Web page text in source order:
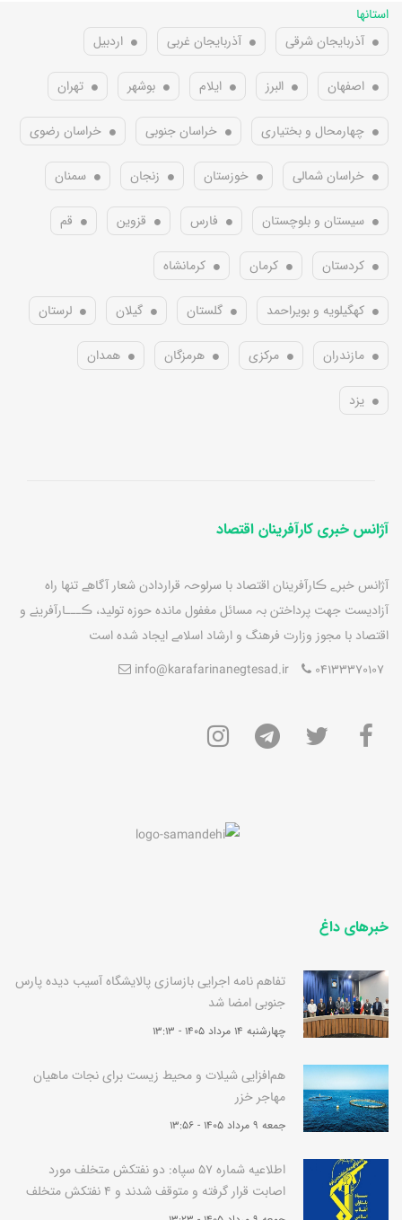
استانها
آذربایجان شرقی
آذربایجان غربی اردبیل
اصفهان البرز ایلام بوشهر تهران
چهارمحال و بختیاری خراسان جنوبی خراسان رضوی
خراسان شمالی خوزستان زنجان سمنان
سیستان و بلوچستان فارس قزوین قم
کردستان کرمان کرمانشاه
کهگیلویه و بویراحمد گلستان گیلان لرستان
مازندران مرکزی هرمزگان همدان
یزد
آژانس خبری کارآفرینان اقتصاد
آژانس خبرے ڪارآفرينان اقتصاد با سرلوحہ قراردادن شعار آگاهے تنها راه
آزاديست جهت پرداختن بہ مسائل مغفول مانده حوزه توليد، ڪـــارآفرينے و
اقتصاد با مجوز وزارت فرهنگ و ارشاد اسلامے ايجاد شده است
04133370107
info@karafarinanegtesad.ir
خبرهای داغ
تفاهم نامه اجرایی بازسازی پالایشگاه آسیب دیده پارس
جنوبی امضا شد
چهارشنبه 14 مرداد 1405 - 13:13
هم‌افزایی شیلات و محیط زیست برای نجات ماهیان
مهاجر خزر
جمعه 9 مرداد 1405 - 13:56
اطلاعیه شماره 57 سپاه: دو نفتکش متخلف مورد
اصابت قرار گرفته و متوقف شدند و 4 نفتکش متخلف
به سرعت برگشتند